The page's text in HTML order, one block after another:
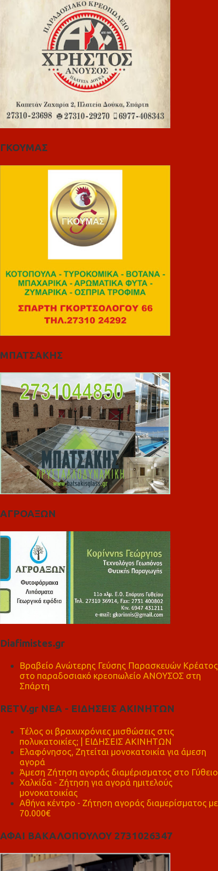
ΓΚΟΥΜΑΣ
ΜΠΑΤΣΑΚΗΣ
ΑΓΡΟΑΞΩΝ
Diafimistes.gr
Βραβείο Ανώτερης Γεύσης Παρασκευών Κρέατος
στο παραδοσιακό κρεοπωλείο ΑΝΟΥΣΟΣ στη
Σπάρτη
RETV.gr ΝΕΑ - ΕΙΔΗΣΕΙΣ ΑΚΙΝΗΤΩΝ
Τέλος οι βραχυχρόνιες μισθώσεις στις
πολυκατοικίες; | ΕΙΔΗΣΕΙΣ ΑΚΙΝΗΤΩΝ
Ελαφόνησος, Ζητείται μονοκατοικία για άμεση
αγορά
Άμεση Ζήτηση αγοράς διαμέρισματος στο Γύθειο
Χαλκίδα - Ζήτηση για αγορά ημιτελούς
μονοκατοικίας
Αθήνα κέντρο - Ζήτηση αγοράς διαμερίσματος με
70.000€
ΑΦΑΙ ΒΑΚΑΛΟΠΟΥΛΟΥ 2731026347